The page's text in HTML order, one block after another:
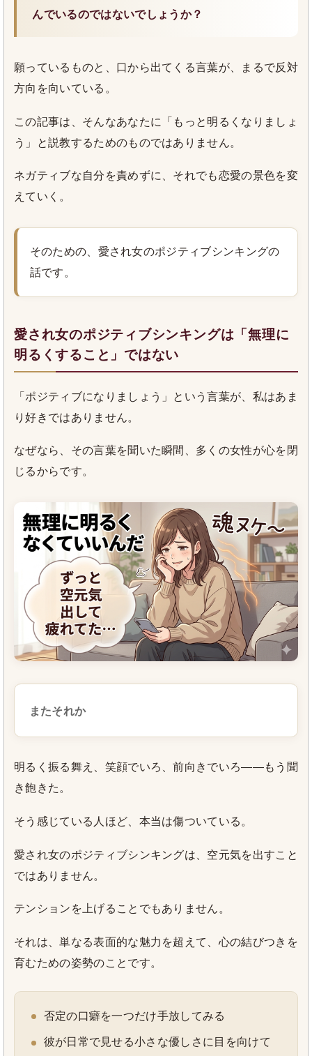
んでいるのではないでしょうか？
願っているものと、口から出てくる言葉が、まるで反対
方向を向いている。
この記事は、そんなあなたに「もっと明るくなりましょ
う」と説教するためのものではありません。
ネガティブな自分を責めずに、それでも恋愛の景色を変
えていく。
そのための、愛され女のポジティブシンキングの
話です。
愛され女のポジティブシンキングは「無理に
明るくすること」ではない
「ポジティブになりましょう」という言葉が、私はあま
り好きではありません。
なぜなら、その言葉を聞いた瞬間、多くの女性が心を閉
じるからです。
またそれか
明るく振る舞え、笑顔でいろ、前向きでいろ——もう聞
き飽きた。
そう感じている人ほど、本当は傷ついている。
愛され女のポジティブシンキングは、空元気を出すこと
ではありません。
テンションを上げることでもありません。
それは、単なる表面的な魅力を超えて、心の結びつきを
育むための姿勢のことです。
否定の口癖を一つだけ手放してみる
彼が日常で見せる小さな優しさに目を向けて